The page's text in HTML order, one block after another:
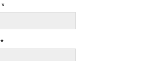
*
*